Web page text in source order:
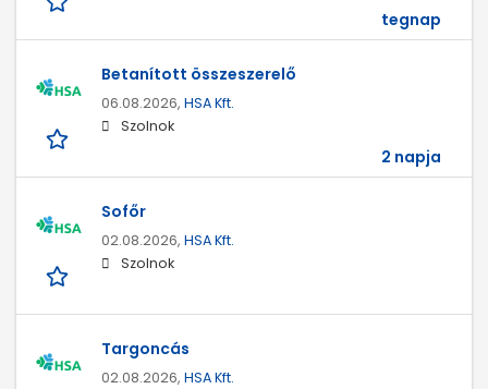
tegnap
Betanított összeszerelő
06.08.2026, HSA Kft.
Szolnok
2 napja
Sofőr
02.08.2026, HSA Kft.
Szolnok
Targoncás
02.08.2026, HSA Kft.